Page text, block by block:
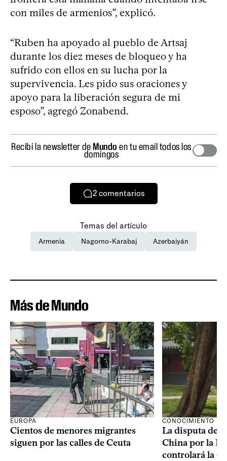
con miles de armenios”, explicó.
“Ruben ha apoyado al pueblo de Artsaj
durante los diez meses de bloqueo y ha
sufrido con ellos en su lucha por la
supervivencia. Les pido sus oraciones y
apoyo para la liberación segura de mi
esposo”, agregó Zonabend.
Recibí la newsletter deMundo en tu email todos los
domingos
2 comentarios
Temas del artículo
Armenia Nagorno-Karabaj Azerbaiyán
Más de Mundo
EUROPA
Cientos de menores migrantes
siguen por las calles de Ceuta
CONOCIMIENTO
La disputa de
China por la
controlará la